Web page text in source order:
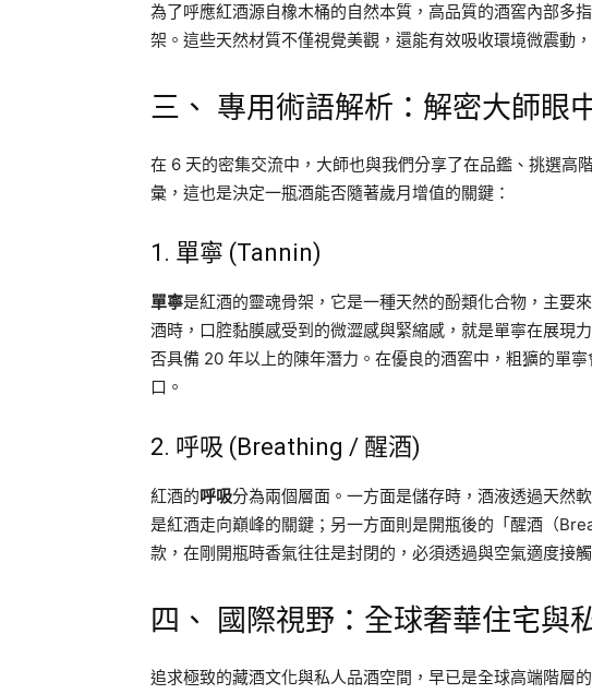
為了呼應紅酒源自橡木桶的自然本質，高品質的酒窖內部多
架。這些天然材質不僅視覺美觀，還能有效吸收環境微震動
三、 專用術語解析：解密大師眼
在 6 天的密集交流中，大師也與我們分享了在品鑑、挑選高
彙，這也是決定一瓶酒能否隨著歲月增值的關鍵：
1. 單寧 (Tannin)
單寧是紅酒的靈魂骨架，它是一種天然的酚類化合物，主要
酒時，口腔黏膜感受到的微澀感與緊縮感，就是單寧在展現
否具備 20 年以上的陳年潛力。在優良的酒窖中，粗獷的單
口。
2. 呼吸 (Breathing / 醒酒)
紅酒的呼吸分為兩個層面。一方面是儲存時，酒液透過天然
是紅酒走向巔峰的關鍵；另一方面則是開瓶後的「醒酒（
款，在剛開瓶時香氣往往是封閉的，必須透過與空氣適度接
四、 國際視野：全球奢華住宅與
追求極致的藏酒文化與私人品酒空間，早已是全球高端階層